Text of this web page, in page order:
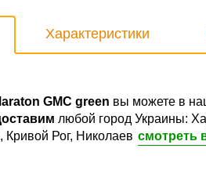
Характеристики
GMC green вы можете в
любой город Украины:
Рог, Николаев смотреть